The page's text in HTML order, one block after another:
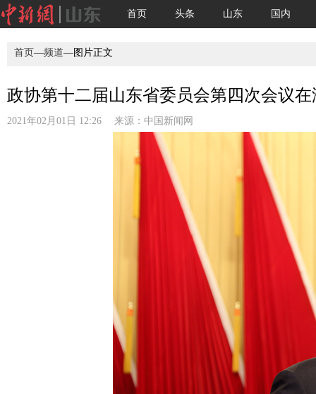
首页 头条 山东 国内
首页—频道—图片正文
政协第十二届山东省委员会第四次会议
2021年02月01日 12:26 来源： 中国新闻网